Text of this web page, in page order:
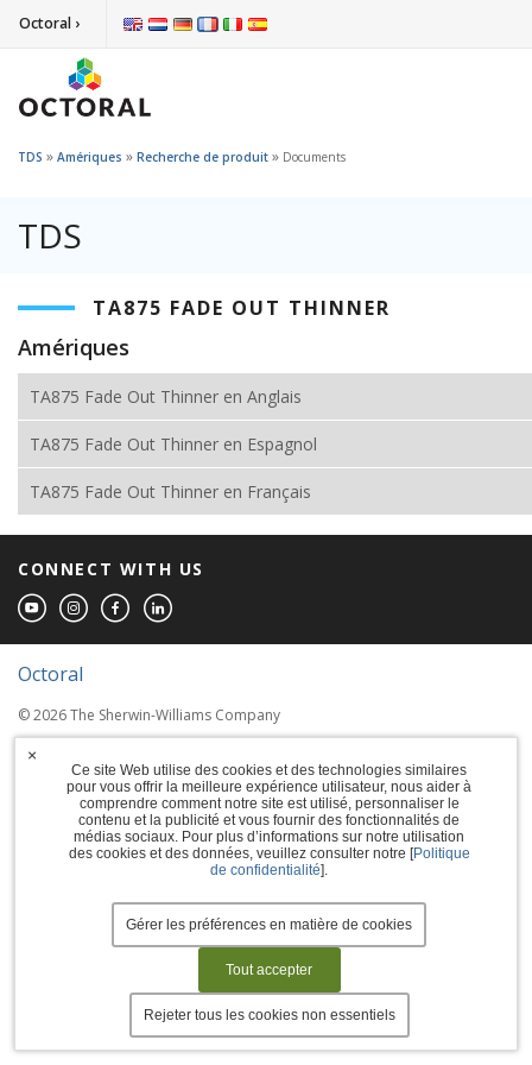
Octoral ›
TDS » Amériques » Recherche de produit » Documents
TDS
TA875 FADE OUT THINNER
Amériques
TA875 Fade Out Thinner en Anglais
TA875 Fade Out Thinner en Espagnol
TA875 Fade Out Thinner en Français
CONNECT WITH US
Octoral
© 2026 The Sherwin-Williams Company
Computer screens and printers vary in how
colors are displayed, so the colors you see
may not match the coating's actual color.
Terms of Use
Accessibility Statement
Ce site Web utilise des cookies et des technologies similaires
pour vous offrir la meilleure expérience utilisateur, nous aider à
comprendre comment notre site est utilisé, personnaliser le
contenu et la publicité et vous fournir des fonctionnalités de
médias sociaux. Pour plus d’informations sur notre utilisation
des cookies et des données, veuillez consulter notre [Politique
de confidentialité].
Gérer les préférences en matière de cookies
Tout accepter
Rejeter tous les cookies non essentiels
×